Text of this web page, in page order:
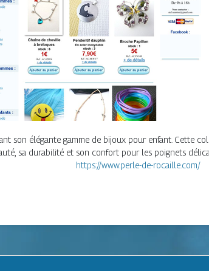
son élégante gamme de bijoux pour enfant. Cette
sa durabilité et son confort pour les poignets
https://www.perle-de-rocaille.com/